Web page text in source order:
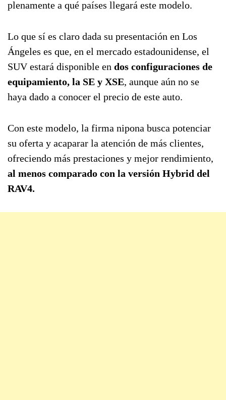
plenamente a qué países llegará este modelo.
Lo que sí es claro dada su presentación en Los
Ángeles es que, en el mercado estadounidense, el
SUV estará disponible en dos configuraciones de
equipamiento, la SE y XSE, aunque aún no se
haya dado a conocer el precio de este auto.
Con este modelo, la firma nipona busca potenciar
su oferta y acaparar la atención de más clientes,
ofreciendo más prestaciones y mejor rendimiento,
al menos comparado con la versión Hybrid del
RAV4.